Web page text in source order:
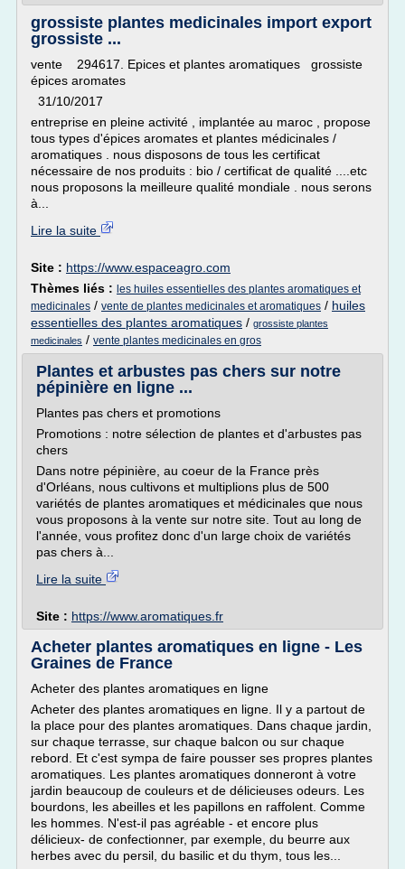
grossiste plantes medicinales import export
grossiste ...
vente 294617. Epices et plantes aromatiques grossiste
épices aromates
31/10/2017
entreprise en pleine activité , implantée au maroc , propose
tous types d'épices aromates et plantes médicinales /
aromatiques . nous disposons de tous les certificat
nécessaire de nos produits : bio / certificat de qualité ....etc
nous proposons la meilleure qualité mondiale . nous serons
à...
Lire la suite
Site : https://www.espaceagro.com
Thèmes liés : les huiles essentielles des plantes aromatiques et
medicinales / vente de plantes medicinales et aromatiques / huiles
essentielles des plantes aromatiques / grossiste plantes
medicinales / vente plantes medicinales en gros
Plantes et arbustes pas chers sur notre
pépinière en ligne ...
Plantes pas chers et promotions
Promotions : notre sélection de plantes et d'arbustes pas
chers
Dans notre pépinière, au coeur de la France près
d'Orléans, nous cultivons et multiplions plus de 500
variétés de plantes aromatiques et médicinales que nous
vous proposons à la vente sur notre site. Tout au long de
l'année, vous profitez donc d'un large choix de variétés
pas chers à...
Lire la suite
Site : https://www.aromatiques.fr
Acheter plantes aromatiques en ligne - Les
Graines de France
Acheter des plantes aromatiques en ligne
Acheter des plantes aromatiques en ligne. Il y a partout de
la place pour des plantes aromatiques. Dans chaque jardin,
sur chaque terrasse, sur chaque balcon ou sur chaque
rebord. Et c'est sympa de faire pousser ses propres plantes
aromatiques. Les plantes aromatiques donneront à votre
jardin beaucoup de couleurs et de délicieuses odeurs. Les
bourdons, les abeilles et les papillons en raffolent. Comme
les hommes. N'est-il pas agréable - et encore plus
délicieux- de confectionner, par exemple, du beurre aux
herbes avec du persil, du basilic et du thym, tous les...